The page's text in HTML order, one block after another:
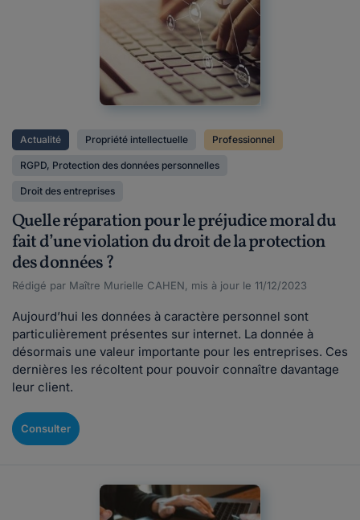
Actualité Propriété intellectuelle Professionnel
RGPD, Protection des données personnelles
Droit des entreprises
Quelle réparation pour le préjudice moral du
fait d’une violation du droit de la protection
des données ?
Rédigé par Maître Murielle CAHEN, mis à jour le 11/12/2023
Aujourd’hui les données à caractère personnel sont
particulièrement présentes sur internet. La donnée à
désormais une valeur importante pour les entreprises. Ces
dernières les récoltent pour pouvoir connaître davantage
leur client.
Consulter